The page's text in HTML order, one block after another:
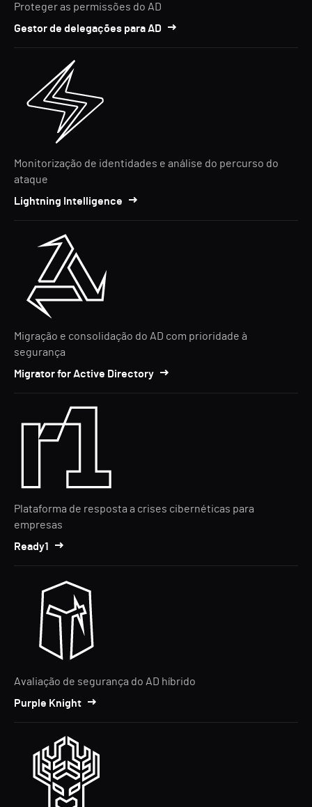
Proteger as permissões do AD
Gestor de delegações para AD
Monitorização de identidades e análise do percurso do
ataque
Lightning Intelligence
Migração e consolidação do AD com prioridade à
segurança
Migrator for Active Directory
Plataforma de resposta a crises cibernéticas para
empresas
Ready1
Avaliação de segurança do AD híbrido
Purple Knight